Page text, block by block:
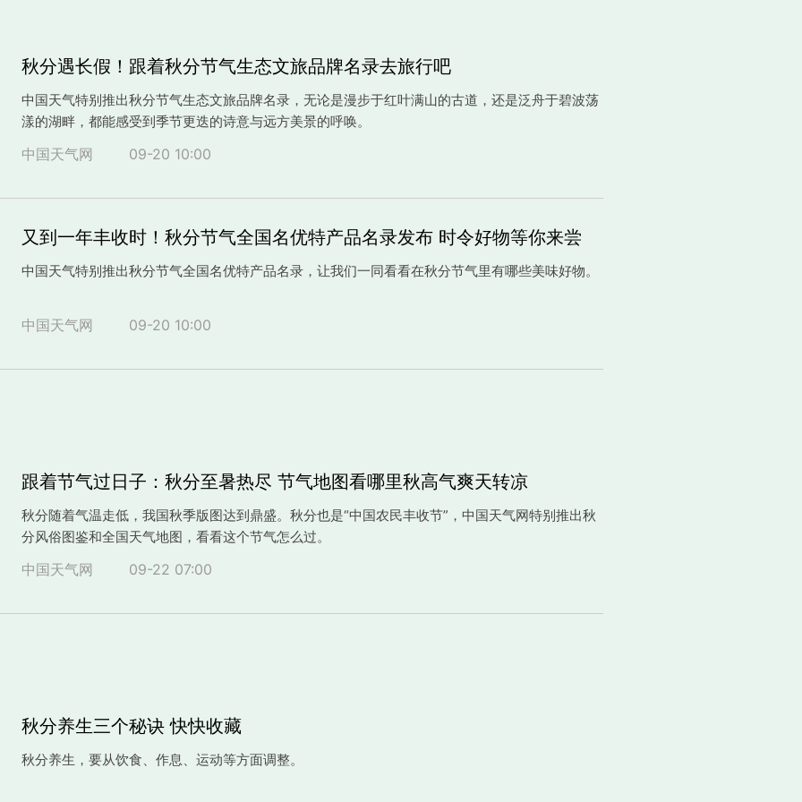
秋分遇长假！跟着秋分节气生态文旅品牌名录去旅行吧
中国天气特别推出秋分节气生态文旅品牌名录，无论是漫步于红叶满山的古道，还是泛舟于碧波荡
漾的湖畔，都能感受到季节更迭的诗意与远方美景的呼唤。
中国天气网 09-20 10:00
又到一年丰收时！秋分节气全国名优特产品名录发布 时令好物等你来尝
中国天气特别推出秋分节气全国名优特产品名录，让我们一同看看在秋分节气里有哪些美味好物。
中国天气网 09-20 10:00
跟着节气过日子：秋分至暑热尽 节气地图看哪里秋高气爽天转凉
秋分随着气温走低，我国秋季版图达到鼎盛。秋分也是“中国农民丰收节”，中国天气网特别推出秋
分风俗图鉴和全国天气地图，看看这个节气怎么过。
中国天气网 09-22 07:00
秋分养生三个秘诀 快快收藏
秋分养生，要从饮食、作息、运动等方面调整。